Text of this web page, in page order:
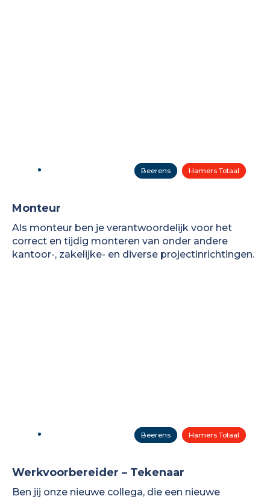
Beerens Hamers Totaal
Monteur
Als monteur ben je verantwoordelijk voor het
correct en tijdig monteren van onder andere
kantoor-, zakelijke- en diverse projectinrichtingen.
Beerens Hamers Totaal
Werkvoorbereider – Tekenaar
Ben jij onze nieuwe collega, die een nieuwe